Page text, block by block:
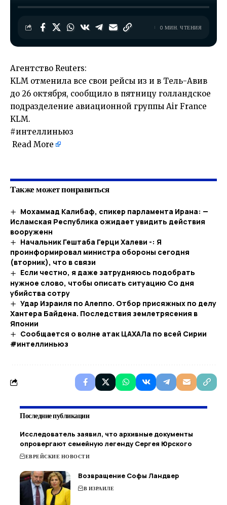
0 МИН. ЧТЕНИЯ
Агентство Reuters:
KLM отменила все свои рейсы из и в Тель-Авив
до 26 октября, сообщило в пятницу голландское
подразделение авиационной группы Air France
KLM.
#интеллиньюз
Read More
Также может понравиться
Мохаммад Калибаф, спикер парламента Ирана: —
Исламская Республика ожидает увидить действия
вооруженн
Начальник Гештаба Герци Халеви -: Я
проинформировал министра обороны сегодня
(вторник), что в связи
Если честно, я даже затрудняюсь подобрать
нужное слово, чтобы описать ситуацию Со дня
убийства сотру
Удар Израиля по Алеппо. Отбор присяжных по делу
Хантера Байдена. Последствия землетрясения в
Японии
Сообщается о волне атак ЦАХАЛа по всей Сирии
#интеллиньюз
Последние публикации
Исследователь заявил, что архивные документы
опровергают семейную легенду Сергея Юрского
ЕВРЕЙСКИЕ НОВОСТИ
Возвращение Софы Ландвер
В ИЗРАИЛЕ